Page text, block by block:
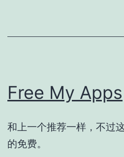
Free My Apps
和上一个推荐一样，不过
的免费。